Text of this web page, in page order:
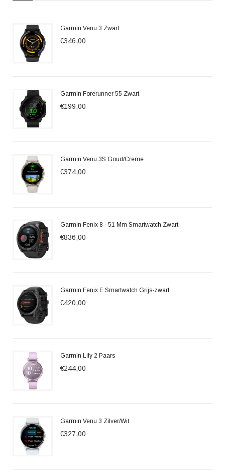
Garmin Venu 3 Zwart
€346,00
Garmin Forerunner 55 Zwart
€199,00
Garmin Venu 3S Goud/Creme
€374,00
Garmin Fenix 8 - 51 Mm Smartwatch Zwart
€836,00
Garmin Fenix E Smartwatch Grijs-zwart
€420,00
Garmin Lily 2 Paars
€244,00
Garmin Venu 3 Zilver/Wit
€327,00